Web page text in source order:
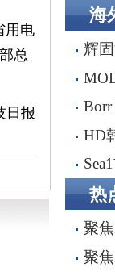
用电
总
日报
五座
购，交
海
辉
海上
购壳
完成
2.87
HD
手打
船船
热
聚
聚